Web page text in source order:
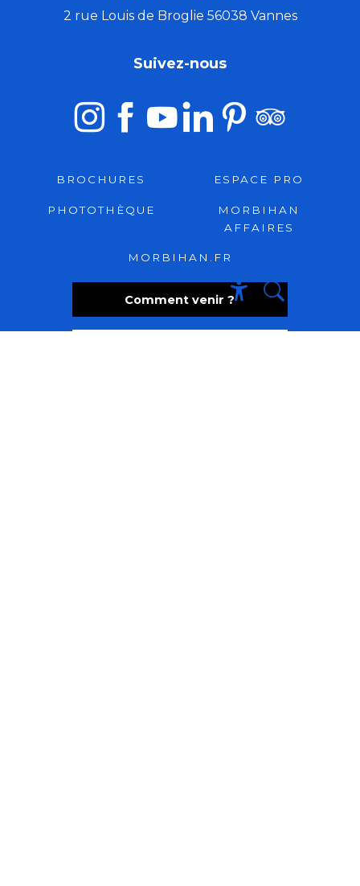
Recherche
2 rue Louis de Broglie 56038 Vannes
Comment venir ?
Suivez-nous
BROCHURES ESPACE PRO
PHOTOTHÈQUE
MORBIHAN
AFFAIRES
MORBIHAN.FR